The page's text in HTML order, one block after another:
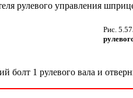
рулевого управления
Рис. 5.57
болт 1 рулевого вала и